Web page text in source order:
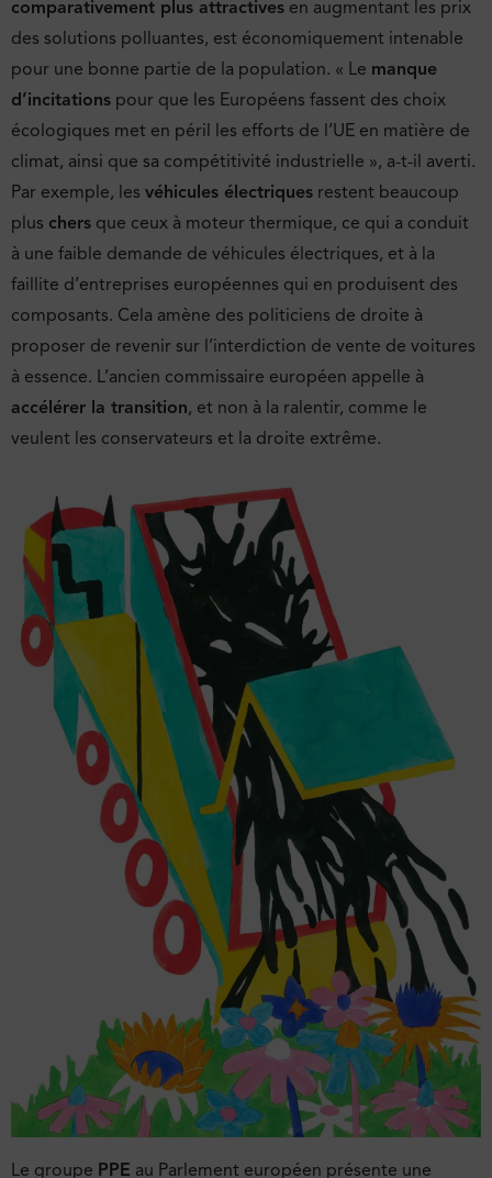
comparativement plus attractives en augmentant les prix
des solutions polluantes, est économiquement intenable
pour une bonne partie de la population. « Le manque
d’incitations pour que les Européens fassent des choix
écologiques met en péril les efforts de l’UE en matière de
climat, ainsi que sa compétitivité industrielle », a-t-il averti.
Par exemple, les véhicules électriques restent beaucoup
plus chers que ceux à moteur thermique, ce qui a conduit
à une faible demande de véhicules électriques, et à la
faillite d’entreprises européennes qui en produisent des
composants. Cela amène des politiciens de droite à
proposer de revenir sur l’interdiction de vente de voitures
à essence. L’ancien commissaire européen appelle à
accélérer la transition, et non à la ralentir, comme le
veulent les conservateurs et la droite extrême.
Le groupe PPE au Parlement européen présente une